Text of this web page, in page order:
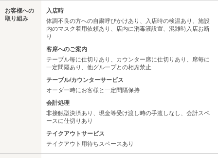
お客様への
取り組み
入店時
体調不良の方への自粛呼びかけあり、入店時の検温あり、施設
内のマスク着用依頼あり、店内に消毒液設置、混雑時入店お断
り
客席へのご案内
テーブル毎に仕切りあり、カウンター席に仕切りあり、席毎に
一定間隔あり、他グループとの相席禁止
テーブル/カウンターサービス
オーダー時にお客様と一定間隔保持
会計処理
非接触型決済あり、現金等受け渡し時の手渡しなし、会計スペ
ースに仕切りあり
テイクアウトサービス
テイクアウト用待ちスペースあり